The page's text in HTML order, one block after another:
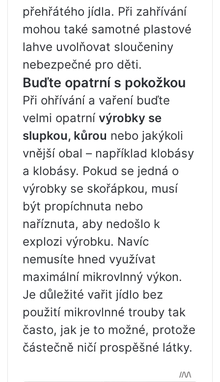
přehřátého jídla. Při zahřívání
mohou také samotné plastové
lahve uvolňovat sloučeniny
nebezpečné pro děti.
Buďte opatrní s pokožkou
Při ohřívání a vaření buďte
velmi opatrní výrobky se
slupkou, kůrou nebo jakýkoli
vnější obal – například klobásy
a klobásy. Pokud se jedná o
výrobky se skořápkou, musí
být propíchnuta nebo
naříznuta, aby nedošlo k
explozi výrobku. Navíc
nemusíte hned využívat
maximální mikrovlnný výkon.
Je důležité vařit jídlo bez
použití mikrovlnné trouby tak
často, jak je to možné, protože
částečně ničí prospěšné látky.